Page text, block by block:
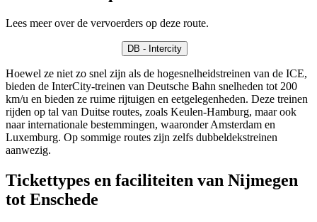
Lees meer over de vervoerders op deze route.
DB - Intercity
Hoewel ze niet zo snel zijn als de hogesnelheidstreinen van de ICE,
bieden de InterCity-treinen van Deutsche Bahn snelheden tot 200
km/u en bieden ze ruime rijtuigen en eetgelegenheden. Deze treinen
rijden op tal van Duitse routes, zoals Keulen-Hamburg, maar ook
naar internationale bestemmingen, waaronder Amsterdam en
Luxemburg. Op sommige routes zijn zelfs dubbeldekstreinen
aanwezig.
Tickettypes en faciliteiten van Nijmegen
tot Enschede